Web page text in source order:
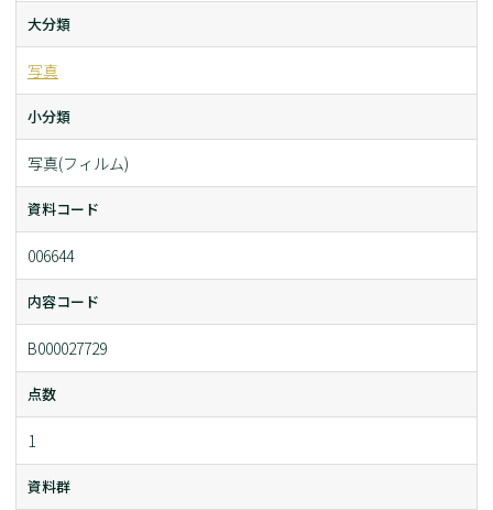
大分類
写真
小分類
写真(フィルム)
資料コード
006644
内容コード
B000027729
点数
1
資料群